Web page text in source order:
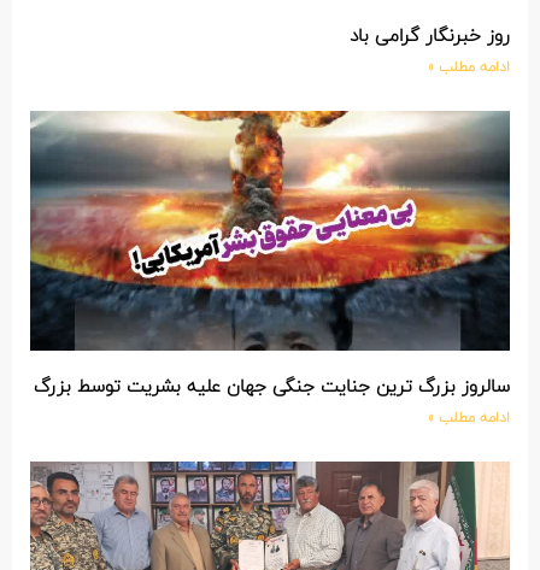
روز خبرنگار گرامی باد
ادامه مطلب »
سالروز بزرگ ترین جنایت جنگی جهان علیه بشریت توسط بزرگ
ادامه مطلب »